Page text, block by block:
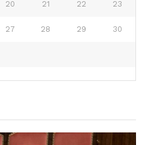
20 21 22 23
27 28 29 30